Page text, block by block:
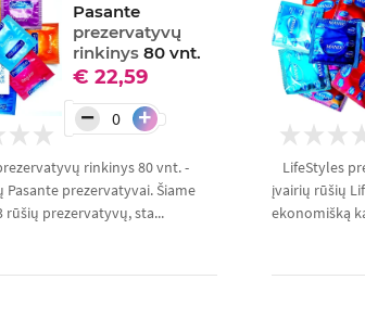
Pasante
prezervatyvų
rinkinys 80 vnt.
€ 22,59
− +
rinkinys 80 vnt. -
Pasante prezervatyvai. Šiame
rūšių prezervatyvų, sta...
LifeStyles
įvairių rūšių
ekonomišką